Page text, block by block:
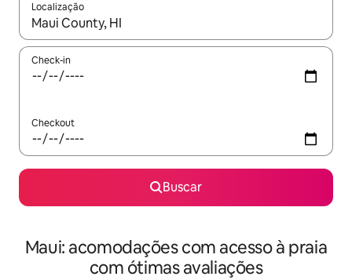
Localização
Quando os resultados estiverem disponíveis, explore-os
Check-in
Checkout
Buscar
Maui: acomodações com acesso à praia
com ótimas avaliações